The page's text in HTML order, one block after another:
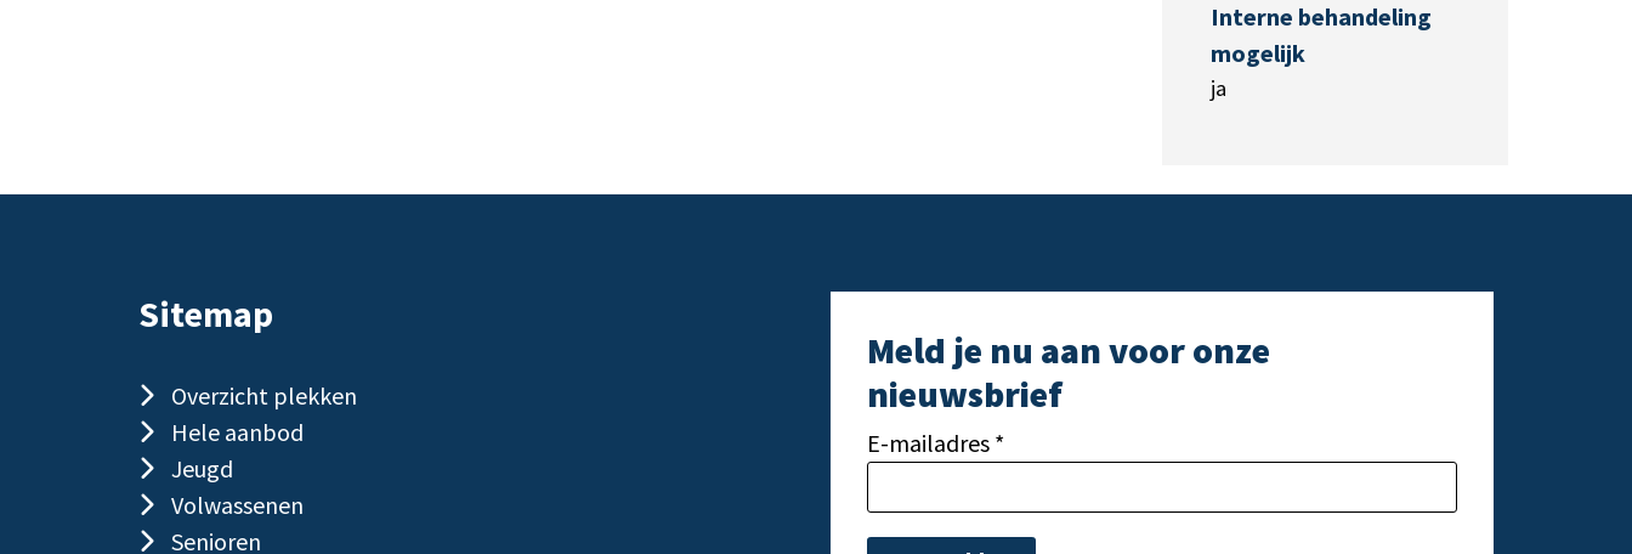
Interne behandeling
mogelijk
ja
Sitemap
Overzicht plekken
Hele aanbod
Jeugd
Volwassenen
Senioren
Meld je nu aan voor onze
nieuwsbrief
E-mailadres *